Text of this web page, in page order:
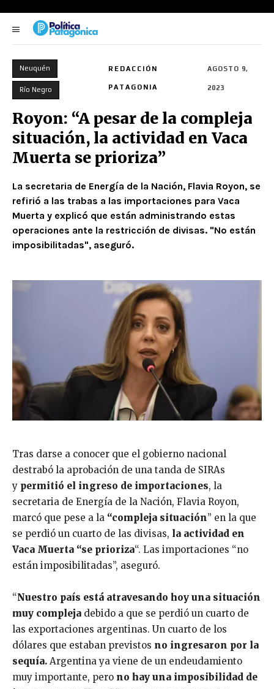
Neuquén
Río Negro
REDACCIÓN
PATAGONIA
AGOSTO 9,
2023
Royon: “A pesar de la compleja
situación, la actividad en Vaca
Muerta se prioriza”
La secretaria de Energía de la Nación, Flavia Royon, se
refirió a las trabas a las importaciones para Vaca
Muerta y explicó que están administrando estas
operaciones ante la restricción de divisas. "No están
imposibilitadas", aseguró.
Tras darse a conocer que el gobierno nacional
destrabó la aprobación de una tanda de SIRAs
y permitió el ingreso de importaciones, la
secretaria de Energía de la Nación, Flavia Royon,
marcó que pese a la “compleja situación” en la que
se perdió un cuarto de las divisas, la actividad en
Vaca Muerta “se prioriza“. Las importaciones “no
están imposibilitadas”, aseguró.
“Nuestro país está atravesando hoy una situación
muy compleja debido a que se perdió un cuarto de
las exportaciones argentinas. Un cuarto de los
dólares que estaban previstos no ingresaron por la
sequía. Argentina ya viene de un endeudamiento
muy importante, pero no hay una imposibilidad de